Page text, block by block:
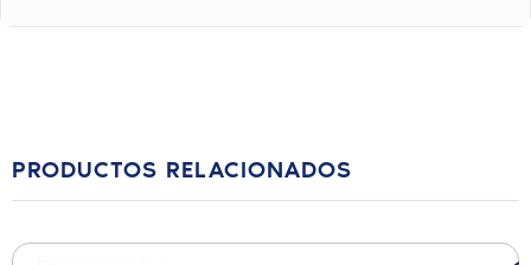
PRODUCTOS RELACIONADOS